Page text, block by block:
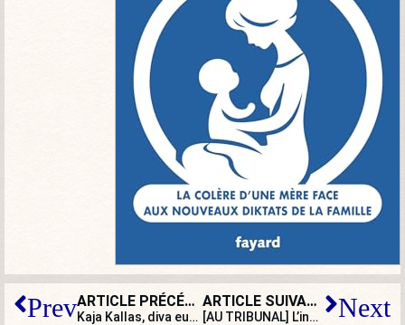
Prev ARTICLE PRÉCÉDENT
Kaja Kallas, diva européiste qui réécrit l’histoire de la Seconde Guerre mondiale
ARTICLE SUIVANT
[AU TRIBUNAL] L’influenceur Amine Mojito jugé pour ses canulars à la seringue Next